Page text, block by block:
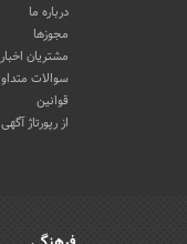
درباره ما
مجوزها
مشتریان
سوالات
قوانین
از رپورتاژ